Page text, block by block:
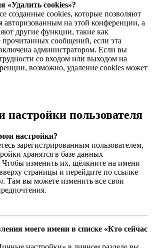
«Удалить cookies»?
созданные cookies, которые позволяют
авторизованным на этой конференции, а
другие функции, такие как
прочитанных сообщений, если эта
администратором. Если вы
со входом или выходом на
возможно, удаление cookies может
пользователя
настройки?
зарегистрированным пользователем,
хранятся в базе данных
изменить их, щёлкните на имени
страницы и перейдите по ссылке
. Там вы можете изменить все свои
моего имени в списке «Кто сейчас